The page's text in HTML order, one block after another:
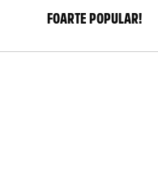
FOARTE POPULAR!